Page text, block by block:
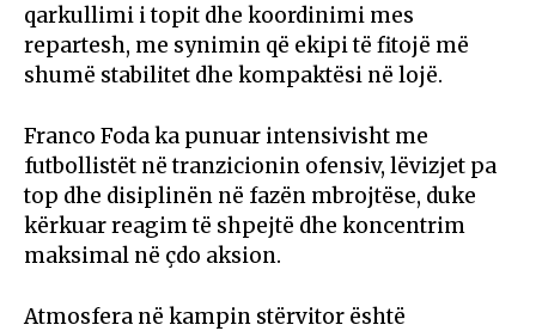
qarkullimi i topit dhe koordinimi mes
repartesh, me synimin që ekipi të fitojë më
shumë stabilitet dhe kompaktësi në lojë.
Franco Foda ka punuar intensivisht me
futbollistët në tranzicionin ofensiv, lëvizjet pa
top dhe disiplinën në fazën mbrojtëse, duke
kërkuar reagim të shpejtë dhe koncentrim
maksimal në çdo aksion.
Atmosfera në kampin stërvitor është